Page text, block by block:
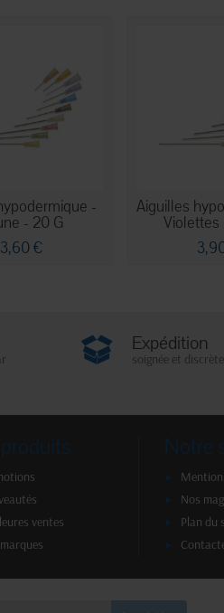
-
- 20 G
3,60 €
Aiguilles
Violettes
Expédition
soignée et discrète
ventes
Notre
Nos
Plan du